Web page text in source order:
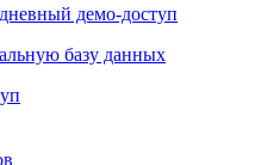
базу данных